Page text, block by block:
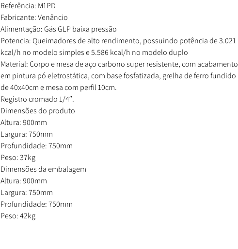
Referência: M1PD
Fabricante: Venâncio
Alimentação: Gás GLP baixa pressão
Potencia: Queimadores de alto rendimento, possuindo potência de 3.021
kcal/h no modelo simples e 5.586 kcal/h no modelo duplo
Material: Corpo e mesa de aço carbono super resistente, com acabamento
em pintura pó eletrostática, com base fosfatizada, grelha de ferro fundido
de 40x40cm e mesa com perfil 10cm.
Registro cromado 1/4″.
Dimensões do produto
Altura: 900mm
Largura: 750mm
Profundidade: 750mm
Peso: 37kg
Dimensões da embalagem
Altura: 900mm
Largura: 750mm
Profundidade: 750mm
Peso: 42kg